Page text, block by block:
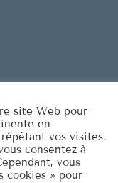
site Web pour
en
vos visites.
consentez à
vous
cookies » pour